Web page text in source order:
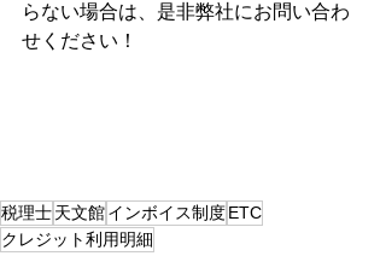
らない場合は、是非弊社にお問い合わ
せください！
税理士天文館インボイス制度ETC
クレジット利用明細